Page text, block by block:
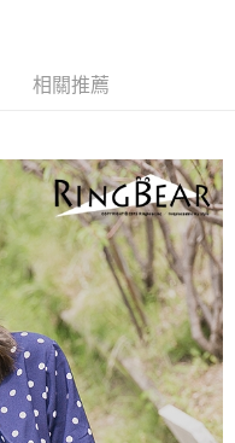
碼／台灣大直營門市／銀行轉
以下簡稱本公司）所提供，讓
，並由商店將買賣／分期付款
帳單繳交帳款。
關係目的，商店將以您的個人
哥大進項蒐集、處理及利用，
認、核對及更正。
oppay.tw/userRule
完成結帳。
但若您需要取消訂單，請聯絡
視為有效，需透過AFTEE先享
帳頁面顯示為準，若有關於
問，請聯繫「AFTEE先享後付
support/home
先享後付」服務完成之交
並將交易相關給付款項請求債
：
費
相關推薦